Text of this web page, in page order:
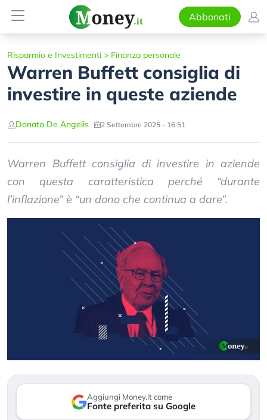
Abbonati
Risparmio e Investimenti > Finanza personale
Warren Buffett consiglia di
investire in queste aziende
Donato De Angelis 2 Settembre 2025 - 16:51
Warren Buffett consiglia di investire in aziende
con questa caratteristica perché “durante
l’inflazione” è “un dono che continua a dare”.
Aggiungi Money.it come
Fonte preferita su Google